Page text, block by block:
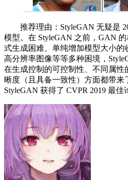
推荐理由：StyleGAN 无疑是
模型。在 StyleGAN 之前，GAN
式生成困难、单纯增加模型大小的
高分辨率图像等等多种困境，
在生成控制的可控制性、不同属
晰度（且具备一致性）方面都带来
StyleGAN 获得了 CVPR 2019 最佳